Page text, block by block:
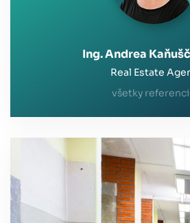
Ing. Andrea
Real Estate
všetky